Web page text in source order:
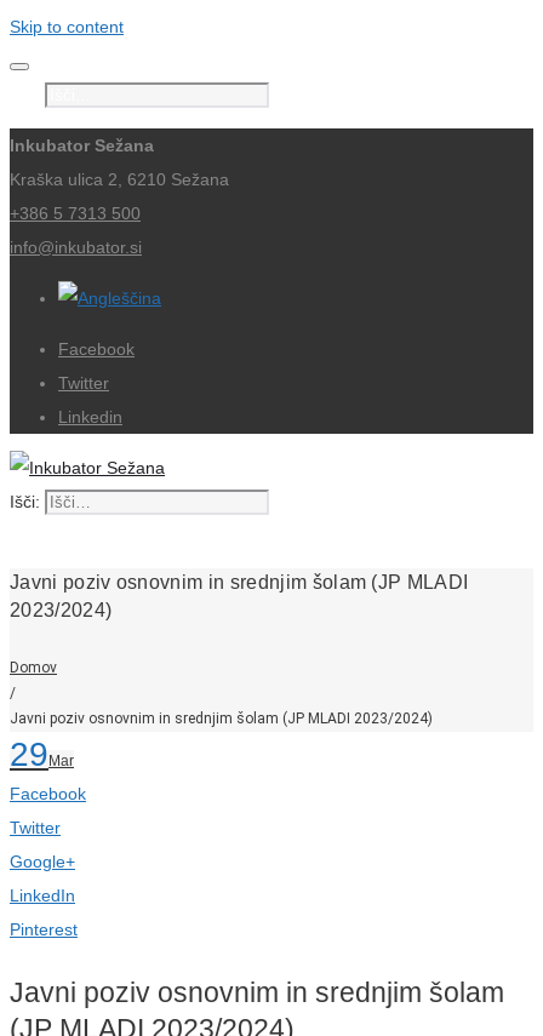
Skip to content
Inkubator Sežana
Kraška ulica 2, 6210 Sežana
+386 5 7313 500
info@inkubator.si
Facebook
Twitter
Linkedin
Išči:
Javni poziv osnovnim in srednjim šolam (JP MLADI
2023/2024)
Domov
/
Javni poziv osnovnim in srednjim šolam (JP MLADI 2023/2024)
29 Mar
Facebook
Twitter
Google+
LinkedIn
Pinterest
Javni poziv osnovnim in srednjim šolam
(JP MLADI 2023/2024)